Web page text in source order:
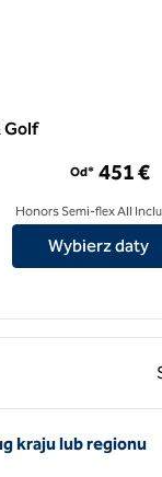
Golf
Resort & Golf
Od* 451 €
Honors Semi-flex All
Wybierz daty
kraju lub regionu